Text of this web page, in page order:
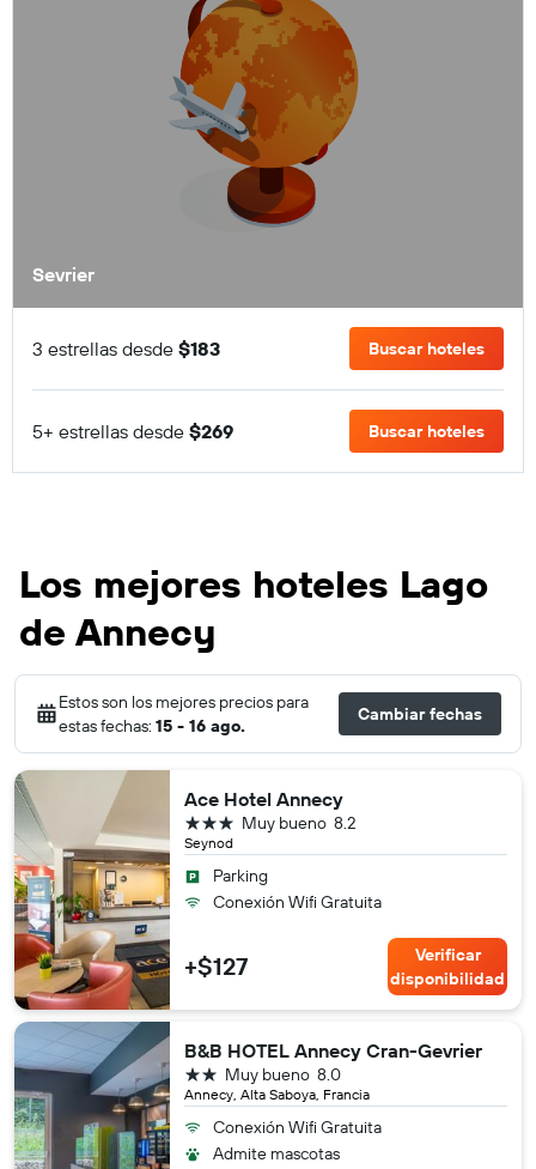
Sevrier
3 estrellas desde $183 Buscar hoteles
5+ estrellas desde $269 Buscar hoteles
Los mejores hoteles Lago
de Annecy
Estos son los mejores precios para
estas fechas: 15 - 16 ago.
Cambiar fechas
Ace Hotel Annecy
Seynod
8.2
Muy bueno
3 estrellas
Parking
Conexión Wifi Gratuita
+$127
Verificar
disponibilidad
B&B HOTEL Annecy Cran-Gevrier
Annecy, Alta Saboya, Francia
8.0
Muy bueno
2 estrellas
Conexión Wifi Gratuita
Admite mascotas